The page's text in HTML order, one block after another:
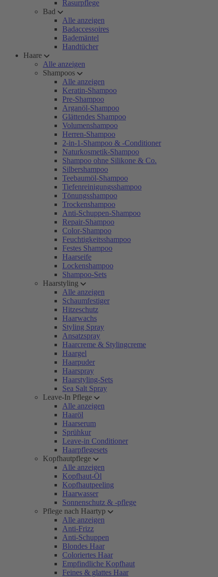
Rasurpflege
Bad
Alle anzeigen
Badaccessoires
Bademäntel
Handtücher
Haare
Alle anzeigen
Shampoos
Alle anzeigen
Keratin-Shampoo
Pre-Shampoo
Arganöl-Shampoo
Glättendes Shampoo
Volumenshampoo
Herren-Shampoo
2-in-1-Shampoo & -Conditioner
Naturkosmetik-Shampoo
Shampoo ohne Silikone & Co.
Silbershampoo
Teebaumöl-Shampoo
Tiefenreinigungsshampoo
Tönungsshampoo
Trockenshampoo
Anti-Schuppen-Shampoo
Repair-Shampoo
Color-Shampoo
Feuchtigkeitsshampoo
Festes Shampoo
Haarseife
Lockenshampoo
Shampoo-Sets
Haarstyling
Alle anzeigen
Schaumfestiger
Hitzeschutz
Haarwachs
Styling Spray
Ansatzspray
Haarcreme & Stylingcreme
Haargel
Haarpuder
Haarspray
Haarstyling-Sets
Sea Salt Spray
Leave-In Pflege
Alle anzeigen
Haaröl
Haarserum
Sprühkur
Leave-in Conditioner
Haarpflegesets
Kopfhautpflege
Alle anzeigen
Kopfhaut-Öl
Kopfhautpeeling
Haarwasser
Sonnenschutz & -pflege
Pflege nach Haartyp
Alle anzeigen
Anti-Frizz
Anti-Schuppen
Blondes Haar
Coloriertes Haar
Empfindliche Kopfhaut
Feines & glattes Haar